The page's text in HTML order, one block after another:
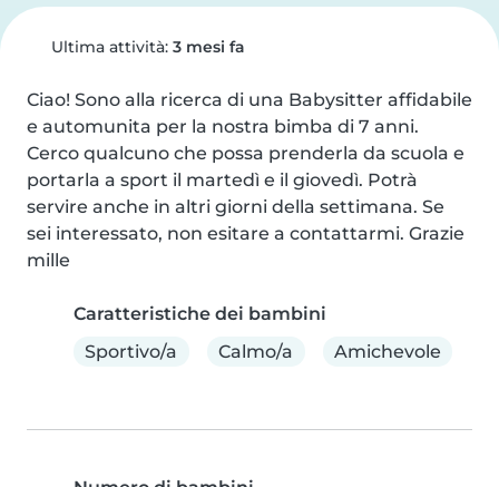
Ultima attività: 3 mesi fa
Ciao! Sono alla ricerca di una Babysitter affidabile
e automunita per la nostra bimba di 7 anni.
Cerco qualcuno che possa prenderla da scuola e
portarla a sport il martedì e il giovedì. Potrà
servire anche in altri giorni della settimana. Se
sei interessato, non esitare a contattarmi. Grazie
mille
Caratteristiche dei bambini
Sportivo/a
Calmo/a Amichevole